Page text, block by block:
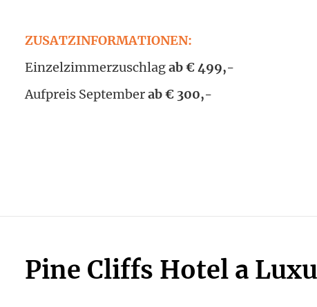
ZUSATZINFORMATIONEN:
Einzelzimmerzuschlagab € 499,-
Aufpreis Septemberab € 300,-
Pine Cliffs Hotel a